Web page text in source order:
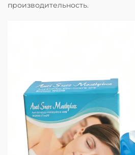
производительность.